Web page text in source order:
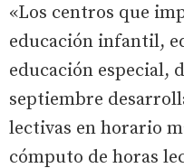
«Los centros que
educación infantil,
educación especial,
septiembre
lectivas en horario
cómputo de horas